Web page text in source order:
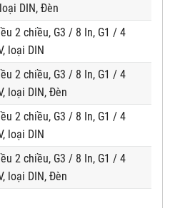
DIN, Đèn
2 chiều, G3 / 8 In, G1 / 4
loại DIN
2 chiều, G3 / 8 In, G1 / 4
loại DIN, Đèn
2 chiều, G3 / 8 In, G1 / 4
loại DIN
2 chiều, G3 / 8 In, G1 / 4
loại DIN, Đèn